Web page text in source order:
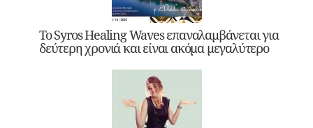
Το Syros Healing Waves επαναλαμβάνεται για
δεύτερη χρονιά και είναι ακόμα μεγαλύτερο